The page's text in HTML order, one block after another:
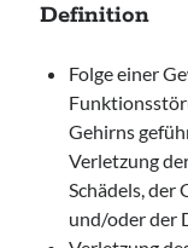
Definition
Folge einer
Gehirns
Verletzung
Schädels, der
und/oder der